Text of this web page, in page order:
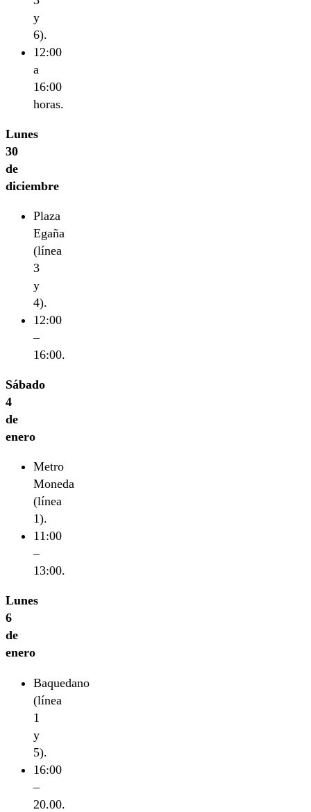
y
6).
12:00
a
16:00
horas.
Lunes
30
de
diciembre
Plaza
Egaña
(línea
3
y
4).
12:00
–
16:00.
Sábado
4
de
enero
Metro
Moneda
(línea
1).
11:00
–
13:00.
Lunes
6
de
enero
Baquedano
(línea
1
y
5).
16:00
–
20.00.